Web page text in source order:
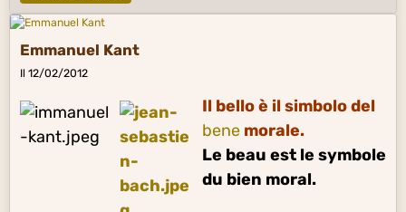
Emmanuel Kant
Il 12/02/2012
Il bello è il simbolo del
benemorale.
Le beau est le symbole
du bien moral.